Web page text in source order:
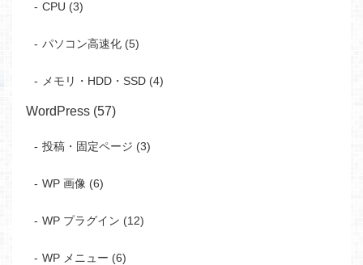
CPU (3)
パソコン高速化 (5)
メモリ・HDD・SSD (4)
WordPress (57)
投稿・固定ページ (3)
WP 画像 (6)
WP プラグイン (12)
WP メニュー (6)